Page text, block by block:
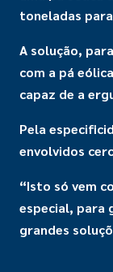
toneladas
A solução,
com a pá
capaz de a
Pela
envolvidos
“Isto só vem
especial, para
grandes